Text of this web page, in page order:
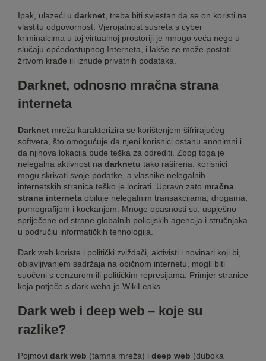
Ipak, ulazeći u darknet , treba biti svjestan da se on koristi na
vlastitu odgovornost. Vjerojatnost susreta s cyber
kriminalcima u toj virtualnoj prostoriji je mnogo veća nego u
slučaju općedostupnog Interneta, i lakše se može postati
žrtvom krađe ili iznude privatnih podataka.
Darknet, odnosno mračna strana
interneta
Darknet mreža karakterizira se korištenjem šifrirajućeg
softvera, što omogućuje da njeni korisnici ostanu anonimni i
da njihova lokacija bude teška za odrediti. Zbog toga je
nelegalna aktivnost na darknetu tako raširena: korisnici
mogu skrivati svoje podatke, a vlasnike nelegalnih
internetskih stranica teško je locirati. Upravo zato mračna
strana interneta obiluje nelegalnim transakcijama, drogama,
pornografijom i kockanjem. Mnoge opasnosti su, uspješno
spriječene od strane globalnih policijskih agencija i stručnjaka
u području informatičkih tehnologija.
Dark web koriste i politički zviždači, aktivisti i novinari koji bi,
objavljivanjem sadržaja na običnom internetu, mogli biti
suočeni s cenzurom ili političkim represijama. Primjer stranice
koja potječe s dark weba je WikiLeaks.
Dark web i deep web – koje su
razlike?
Pojmovi dark web (tamna mreža) i deep web (duboka